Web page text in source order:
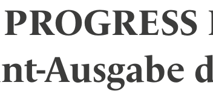
Aktiv & Wellness
Design & Architektur
Eat & Drink
The
Ausgabe